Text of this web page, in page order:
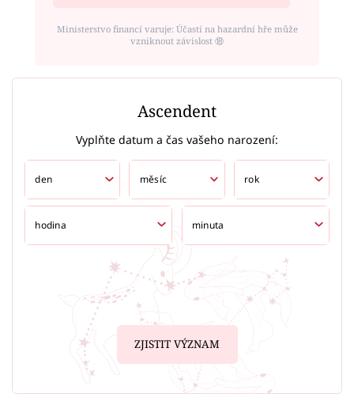
Ministerstvo financí varuje: Účastí na hazardní hře může
vzniknout závislost ⑱
Ascendent
Vyplňte datum a čas vašeho narození:
ZJISTIT VÝZNAM